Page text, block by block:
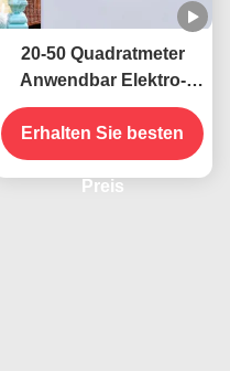
20-50 Quadratmeter
Anwendbar Elektro-
Wandstecker Steckdose
UV-Mückenschutzlampe
Feststand Hochwirksam
Erhalten Sie besten
Preis